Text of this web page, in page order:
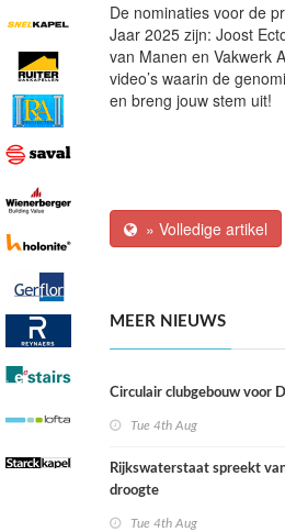
De nominaties voor de
Jaar 2025 zijn: Joost
van Manen en Vakwerk
video’s waarin de
en breng jouw stem uit!
» Volledige artikel
MEER NIEUWS
Circulair clubgebouw voor
Tue 4th Aug
Rijkswaterstaat spreekt
droogte
Tue 4th Aug